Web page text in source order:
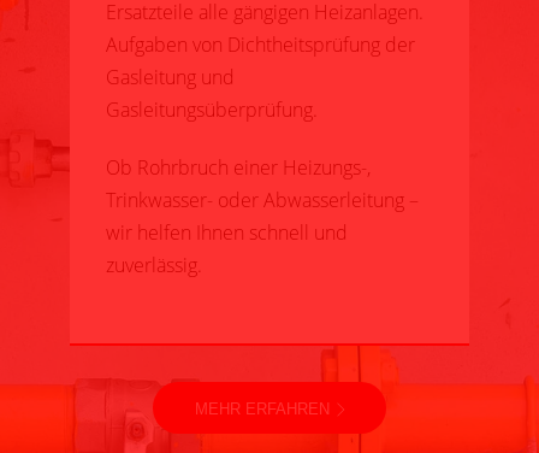
Ersatzteile alle gängigen Heizanlagen.
Aufgaben von Dichtheitsprüfung der
Gasleitung und
Gasleitungsüberprüfung.
Ob Rohrbruch einer Heizungs-,
Trinkwasser- oder Abwasserleitung –
wir helfen Ihnen schnell und
zuverlässig.
MEHR ERFAHREN